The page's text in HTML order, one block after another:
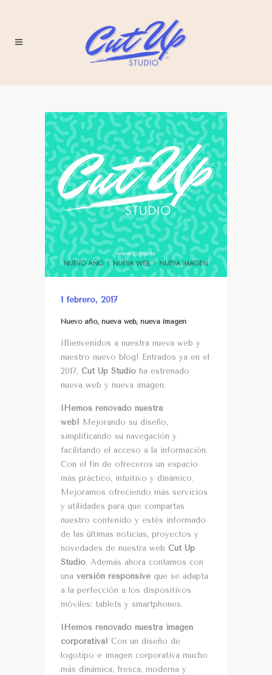
1 febrero, 2017
Nuevo año, nueva web, nueva imagen
¡Bienvenidos a nuestra nueva web y
nuestro nuevo blog! Entrados ya en el
2017, Cut Up Studio ha estrenado
nueva web y nueva imagen.
¡Hemos renovado nuestra
web! M e jorando su diseño,
simplificando su navegación y
facilitando el acceso a la información.
Con el fin de ofreceros un espacio
más práctico, intuitivo y dinámico.
Mejoramos ofreciendo más servicios
y utilidades para que compartas
nuestro contenido y estés informado
de las últimas noticias, proyectos y
novedades de nuestra web Cut Up
Studio. Además ahora contamos con
una versión responsive que se adapta
a la perfección a los dispositivos
móviles: tablets y smartphones.
¡Hemos renovado nuestra imagen
corporativa! Con un diseño de
logotipo e imagen corporativa mucho
más dinámica, fresca, moderna y